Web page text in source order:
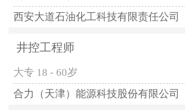
西安大道石油化工科技有限责任公司
井控工程师
大专 18 - 60岁
合力（天津）能源科技股份有限公司